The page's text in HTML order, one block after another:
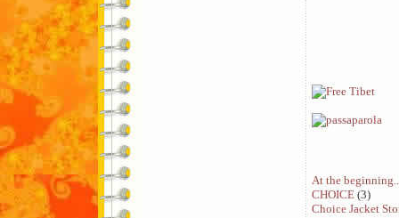
At the
CHOICE (3)
Choice Jacket